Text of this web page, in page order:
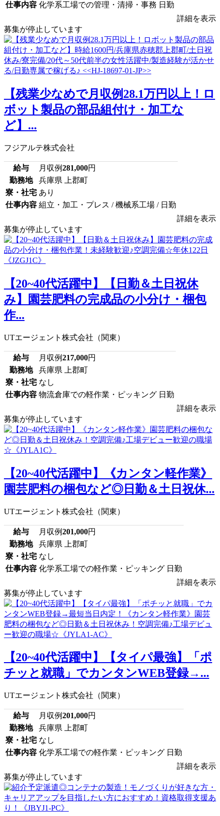
仕事内容 化学系工場での管理・清掃・事務 日勤
詳細を表示
募集が停止しています
【残業少なめで月収例28.1万円以上！ロ
ボット製品の部品組付け・加工な
ど】...
フジアルテ株式会社
給与 月収例281,000円
勤務地
兵庫県 上郡町
寮・社宅 あり
仕事内容 組立・加工・プレス / 機械系工場 / 日勤
詳細を表示
募集が停止しています
【20~40代活躍中】【日勤＆土日祝休
み】園芸肥料の完成品の小分け・梱包
作...
UTエージェント株式会社（関東）
給与 月収例217,000円
勤務地
兵庫県 上郡町
寮・社宅 なし
仕事内容 物流倉庫での軽作業・ピッキング 日勤
詳細を表示
募集が停止しています
【20~40代活躍中】《カンタン軽作業》
園芸肥料の梱包など◎日勤＆土日祝休...
UTエージェント株式会社（関東）
給与 月収例201,000円
勤務地
兵庫県 上郡町
寮・社宅 なし
仕事内容 化学系工場での軽作業・ピッキング 日勤
詳細を表示
募集が停止しています
【20~40代活躍中】【タイパ最強】「ポ
チッと就職」でカンタンWEB登録→...
UTエージェント株式会社（関東）
給与 月収例201,000円
勤務地
兵庫県 上郡町
寮・社宅 なし
仕事内容 化学系工場での軽作業・ピッキング 日勤
詳細を表示
募集が停止しています